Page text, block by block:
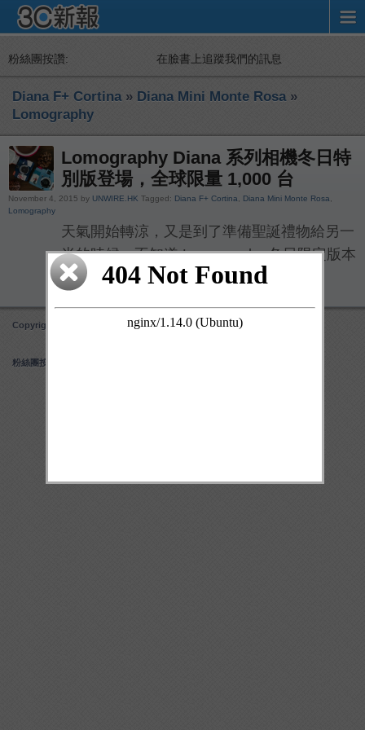
粉絲團按讚: 在臉書上追蹤我們的訊息
Diana F+ Cortina» Diana Mini Monte Rosa»
Lomography
Lomography Diana 系列相機冬日特
別版登場，全球限量 1,000 台
November 4, 2015 by UNWIRE.HK Tagged: Diana F+ Cortina Diana Mini Monte Rosa
Lomography
天氣開始轉涼，又是到了準備聖誕禮物給另一
半的時候。不知道 Lomography 冬日限定版本
的 Diana F […]
Copyright 3C 新報
粉絲團按讚: